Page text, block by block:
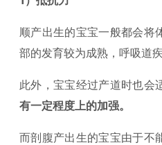
顺产出生的宝宝一般都会将
部的发育较为成熟，呼吸道
此外，宝宝经过产道时也会
有一定程度上的加强。
而剖腹产出生的宝宝由于不